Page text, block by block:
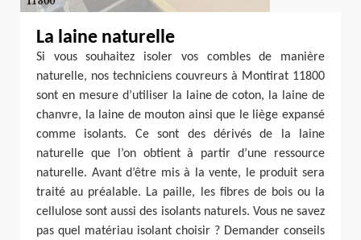
La laine naturelle
Si vous souhaitez isoler vos combles de manière
naturelle, nos techniciens couvreurs à Montirat 11800
sont en mesure d’utiliser la laine de coton, la laine de
chanvre, la laine de mouton ainsi que le liège expansé
comme isolants. Ce sont des dérivés de la laine
naturelle que l’on obtient à partir d’une ressource
naturelle. Avant d’être mis à la vente, le produit sera
traité au préalable. La paille, les fibres de bois ou la
cellulose sont aussi des isolants naturels. Vous ne savez
pas quel matériau isolant choisir ? Demander conseils